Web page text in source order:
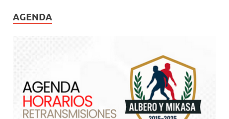
AGENDA